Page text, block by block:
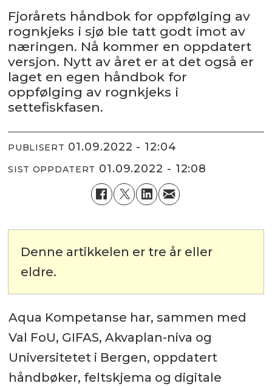
Fjorårets håndbok for oppfølging av
rognkjeks i sjø ble tatt godt imot av
næringen. Nå kommer en oppdatert
versjon. Nytt av året er at det også er
laget en egen håndbok for
oppfølging av rognkjeks i
settefiskfasen.
PUBLISERT 01.09.2022 - 12:04
SIST OPPDATERT 01.09.2022 - 12:08
Denne artikkelen er tre år eller
eldre.
Aqua Kompetanse har, sammen med
Val FoU, GIFAS, Akvaplan-niva og
Universitetet i Bergen, oppdatert
håndbøker, feltskjema og digitale